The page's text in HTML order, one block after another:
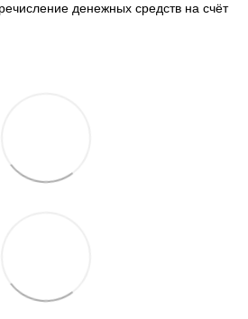
денежных средств на счёт